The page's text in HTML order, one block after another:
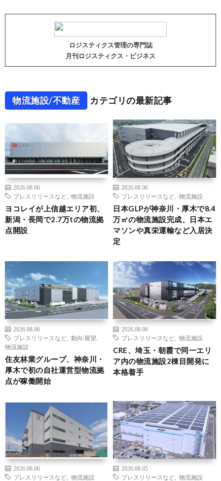
ロジスティクス管理の専門誌
月刊ロジスティクス・ビジネス
物流施設/不動産 カテゴリの最新記事
2026.08.06
プレスリリースなど
物流施設
ヨコレイが上信越エリア初、
新潟・長岡で2.7万tの物流拠
点開設
2026.08.06
プレスリリースなど
物流施設
日本GLPが神奈川・厚木で8.4
万㎡の物流施設完成、日本エ
マソンや真栄運輸など入居決
定
2026.08.06
プレスリリースなど
動向/展望
物流施設
住友林業グループ、神奈川・
厚木で初の自社運営型物流拠
点が稼働開始
2026.08.06
プレスリリースなど
物流施設
CRE、埼玉・朝霞で同一エリ
ア内の物流施設2棟目開発に
本格着手
2026.08.06
プレスリリースなど
物流施設
2026.08.05
プレスリリースなど
物流施設